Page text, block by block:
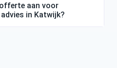
aan voor
in Katwijk?